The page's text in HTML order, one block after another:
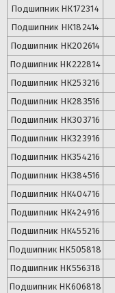
Подшипник НК172314
Подшипник НК182414
Подшипник НК202614
Подшипник НК222814
Подшипник НК253216
Подшипник НК283516
Подшипник НК303716
Подшипник НК323916
Подшипник НК354216
Подшипник НК384516
Подшипник НК404716
Подшипник НК424916
Подшипник НК455216
Подшипник НК505818
Подшипник НК556318
Подшипник НК606818